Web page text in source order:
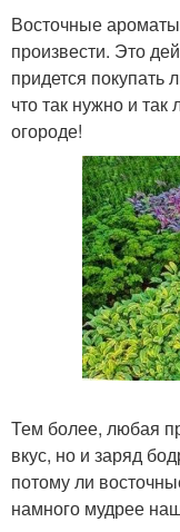
Восточные
произвести. Это
придется покупать
что так нужно и
огороде!
Тем более, любая
вкус, но и заряд
потому ли
намного мудрее